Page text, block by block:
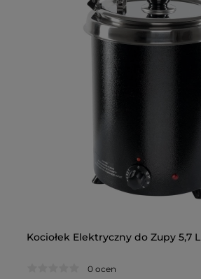
Kociołek Elektryczny do Zupy 5,7 L
0 ocen